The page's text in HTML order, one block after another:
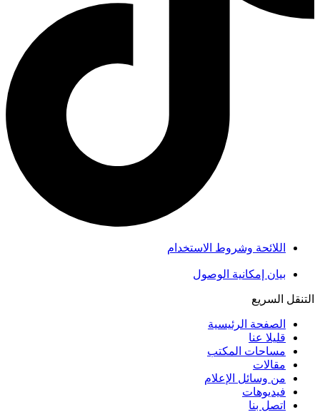
اللائحة وشروط الاستخدام
بيان إمكانية الوصول
التنقل السريع
الصفحة الرئيسية
قليلا عنا
مساحات المكتب
مقالات
من وسائل الإعلام
فيديوهات
اتصل بنا